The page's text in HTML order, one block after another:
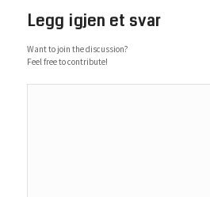
Legg igjen et svar
Want to join the discussion?
Feel free to contribute!